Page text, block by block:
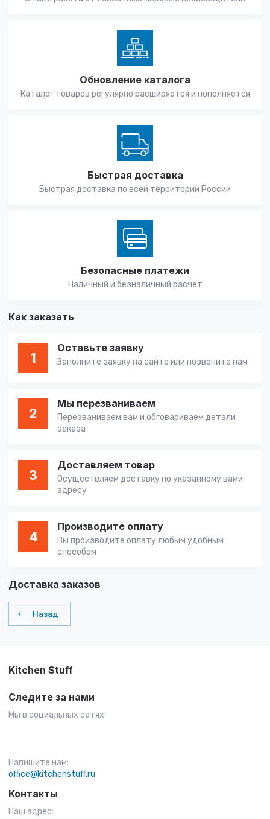
Обновление каталога
Каталог товаров регулярно расширяется и пополняется
Быстрая доставка
Быстрая доставка по всей территории России
Безопасные платежи
Наличный и безналичный расчет
Как заказать
1
Оставьте заявку
Заполните заявку на сайте или позвоните нам
2
Мы перезваниваем
Перезваниваем вам и обговариваем детали
заказа
3
Доставляем товар
Осуществляем доставку по указанному вами
адресу
4
Производите оплату
Вы производите оплату любым удобным
способом
Доставка заказов
Назад
Kitchen Stuff
Следите за нами
Мы в социальных сетях:
Напишите нам:
office@kitchenstuff.ru
Контакты
Наш адрес: